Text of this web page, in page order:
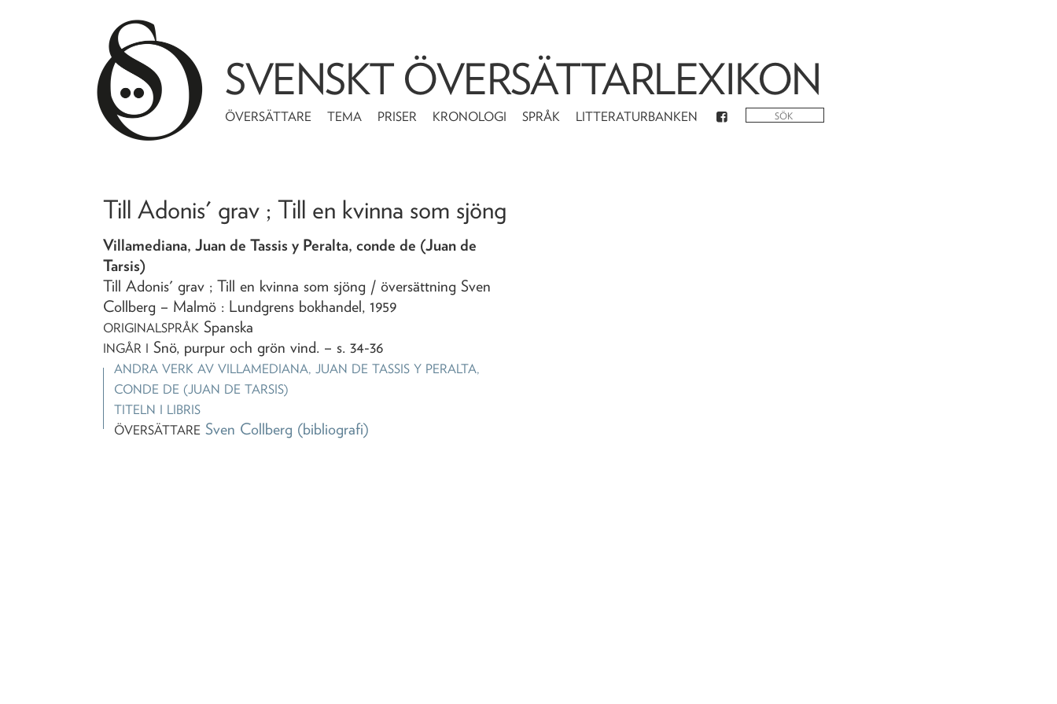
SVENSKT ÖVERSÄTTARLEXIKON
ÖVERSÄTTARE TEMA PRISER KRONOLOGI SPRÅK LITTERATURBANKEN
Till Adonis' grav ; Till en kvinna som sjöng
Villamediana, Juan de Tassis y Peralta, conde de (Juan de
Tarsis)
Till Adonis' grav ; Till en kvinna som sjöng / översättning Sven
Collberg – Malmö : Lundgrens bokhandel,1959
ORIGINALSPRÅK Spanska
INGÅR I Snö, purpur och grön vind. – s. 34-36
ANDRA VERK AVVILLAMEDIANA, JUAN DE TASSIS Y PERALTA,
CONDE DE (JUAN DE TARSIS)
TITELN I LIBRIS
ÖVERSÄTTARE Sven Collberg (bibliografi)